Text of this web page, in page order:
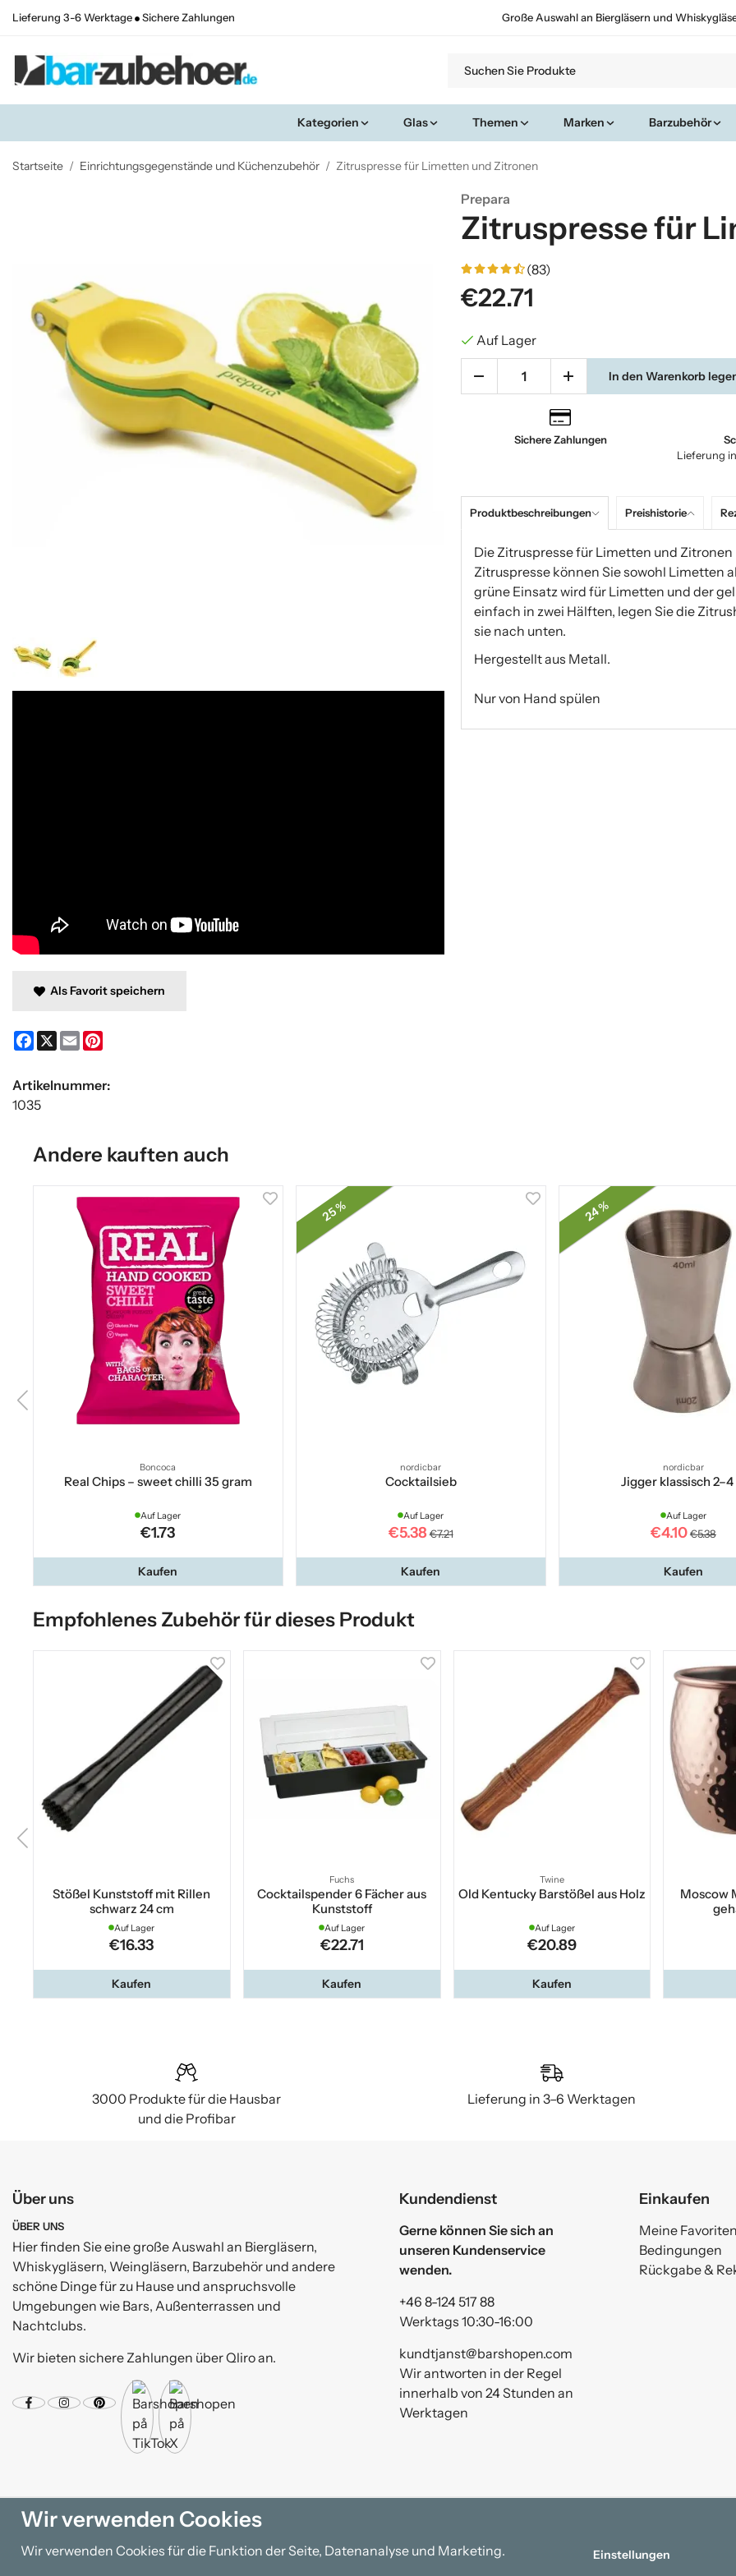
Lieferung 3-6 Werktage Sichere Zahlungen Große Auswahl an Biergläsern und
Kategorien Glas Themen Marken Barzubehör
Startseite / Einrichtungsgegenstände und Küchenzubehör / Zitruspresse für Limetten und Zitronen
Prepara
Zitruspresse für
(83)
€22.71
Auf Lager
In den Warenkorb
Sichere Zahlungen
Lieferung
Produktbeschreibungen Preishistorie
Die Zitruspresse für Limetten und
Zitruspresse können Sie sowohl Limetten
grüne Einsatz wird für Limetten und der
einfach in zwei Hälften, legen Sie die
sie nach unten.
Hergestellt aus Metall.
Nur von Hand spülen
Als Favorit speichern
Facebook
X Email
Artikelnummer:
1035
Andere kauften auch
Boncoca
Real Chips – sweet chilli 35 gram
Auf Lager
€1.73
Kaufen
25 %
nordicbar
Cocktailsieb
Auf Lager
€5.38 €7.21
Kaufen
24 %
nordicbar
Jigger klassisch 2–4
Auf Lager
€4.10 €5.38
Kaufen
Empfohlenes Zubehör für dieses Produkt
Stößel Kunststoff mit Rillen
schwarz 24 cm
Auf Lager
€16.33
Kaufen
Fuchs
Cocktailspender 6 Fächer aus
Kunststoff
Auf Lager
€22.71
Kaufen
Twine
Old Kentucky Barstößel aus Holz
Auf Lager
€20.89
Kaufen
Moscow
3000 Produkte für die Hausbar
und die Profibar
Lieferung in 3–6 Werktagen
Über uns
ÜBER UNS
Hier finden Sie eine große Auswahl an Biergläsern,
Whiskygläsern, Weingläsern, Barzubehör und andere
schöne Dinge für zu Hause und anspruchsvolle
Umgebungen wie Bars, Außenterrassen und
Nachtclubs.
Wir bieten sichere Zahlungen über Qliro an.
Kundendienst
Gerne können Sie sich an
unseren Kundenservice
wenden.
+46 8-124 517 88
Werktags 10:30-16:00
kundtjanst@barshopen.com
Wir antworten in der Regel
innerhalb von 24 Stunden an
Werktagen
Einkaufen
Meine
Bedingungen
Rückgabe &
Wir verwenden Cookies
Wir verwenden Cookies für die Funktion der Seite, Datenanalyse und Marketing. Einstellungen